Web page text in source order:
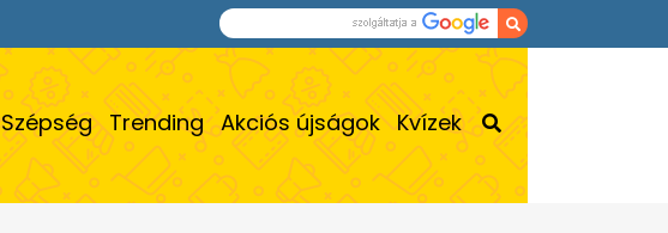
Szépség Trending Akciós újságok Kvízek